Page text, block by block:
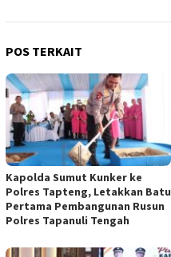
POS TERKAIT
Kapolda Sumut Kunker ke
Polres Tapteng, Letakkan Batu
Pertama Pembangunan Rusun
Polres Tapanuli Tengah